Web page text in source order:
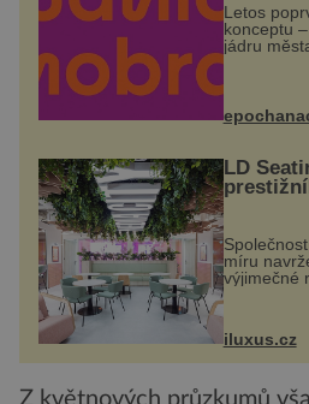
Letos
konceptu
jádru
zdarma.
náměstí.
na víno,
LD
míru
výjimečné
areálu
Tower a
budov
iluxus.cz
Z květnových průzkumů